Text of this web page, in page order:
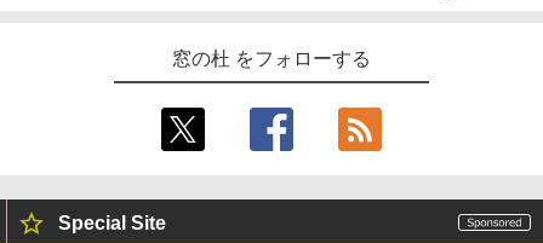
窓の杜 をフォローする
Special Site